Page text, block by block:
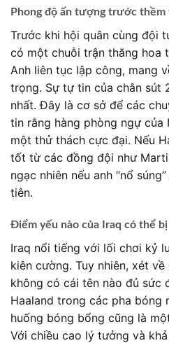
Phong độ ấn tượng trước thềm
Trước khi hội quân cùng đội
có một chuỗi trận thăng hoa
Anh liên tục lập công, mang
trọng. Sự tự tin của chân sút
nhất. Đây là cơ sở để các
tin rằng hàng phòng ngự của
một thử thách cực đại. Nếu
tốt từ các đồng đội như
ngạc nhiên nếu anh “nổ
tiên.
Điểm yếu nào của Iraq có thể
Iraq nổi tiếng với lối chơi kỷ
kiên cường. Tuy nhiên, xét
không có cái tên nào đủ sức
Haaland trong các pha bóng
huống bóng bổng cũng là
Với chiều cao lý tưởng và